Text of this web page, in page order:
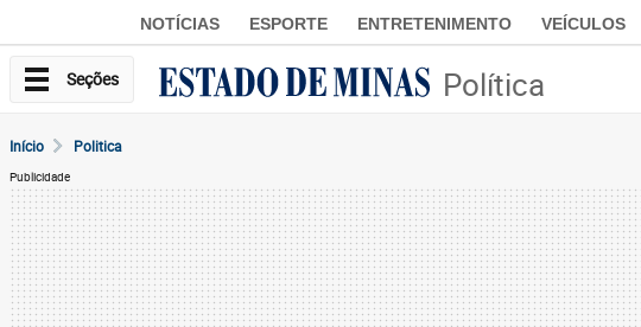
NOTÍCIAS ESPORTE ENTRETENIMENTO VEÍCULOS
Seções Política
Início Politica
Publicidade